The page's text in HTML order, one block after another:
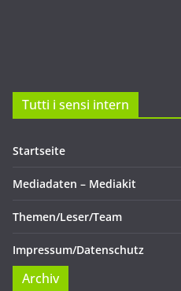
Tutti i sensi intern
Startseite
Mediadaten – Mediakit
Themen/Leser/Team
Impressum/Datenschutz
Archiv